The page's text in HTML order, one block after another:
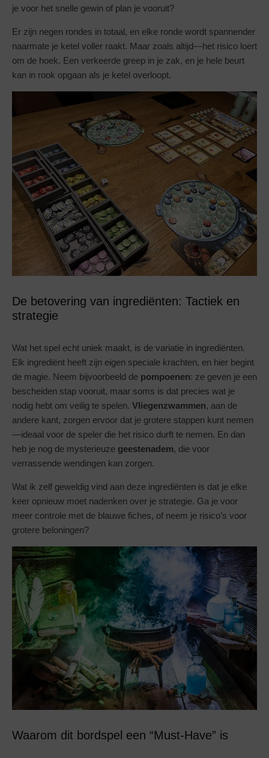
je voor het snelle gewin of plan je vooruit?
Er zijn negen rondes in totaal, en elke ronde wordt spannender
naarmate je ketel voller raakt. Maar zoals altijd—het risico loert
om de hoek. Een verkeerde greep in je zak, en je hele beurt
kan in rook opgaan als je ketel overloopt.
De betovering van ingrediënten: Tactiek en
strategie
Wat het spel echt uniek maakt, is de variatie in ingrediënten.
Elk ingrediënt heeft zijn eigen speciale krachten, en hier begint
de magie. Neem bijvoorbeeld de pompoenen: ze geven je een
bescheiden stap vooruit, maar soms is dat precies wat je
nodig hebt om veilig te spelen. Vliegenzwammen, aan de
andere kant, zorgen ervoor dat je grotere stappen kunt nemen
—ideaal voor de speler die het risico durft te nemen. En dan
heb je nog de mysterieuze geestenadem, die voor
verrassende wendingen kan zorgen.
Wat ik zelf geweldig vind aan deze ingrediënten is dat je elke
keer opnieuw moet nadenken over je strategie. Ga je voor
meer controle met de blauwe fiches, of neem je risico’s voor
grotere beloningen?
Waarom dit bordspel een “Must-Have” is